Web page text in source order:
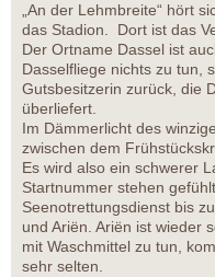
„An der Lehmbreite“ hört
das Stadion. Dort ist das
Der Ortname Dassel ist
Dasselfliege nichts zu tun,
Gutsbesitzerin zurück, die
überliefert.
Im Dämmerlicht des
zwischen dem
Es wird also ein schwerer
Startnummer stehen
Seenotrettungsdienst bis
und Ariën. Ariën ist wieder
mit Waschmittel zu tun,
sehr selten.